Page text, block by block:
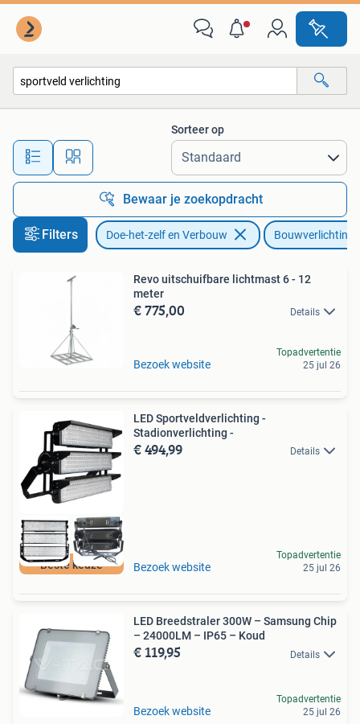
Alle afstanden…
Sorteer op
Bewaar je zoekopdracht
Filters Doe-het-zelf en Verbouw Bouwverlichting
Revo uitschuifbare lichtmast 6 - 12
meter
€ 775,00 Details
Bezoek website
Topadvertentie
25 jul 26
Beste keuze
LED Sportveldverlichting -
Stadionverlichting -
€ 494,99 Details
Bezoek website
Topadvertentie
25 jul 26
LED Breedstraler 300W – Samsung Chip
– 24000LM – IP65 – Koud
€ 119,95 Details
Bezoek website
Topadvertentie
25 jul 26